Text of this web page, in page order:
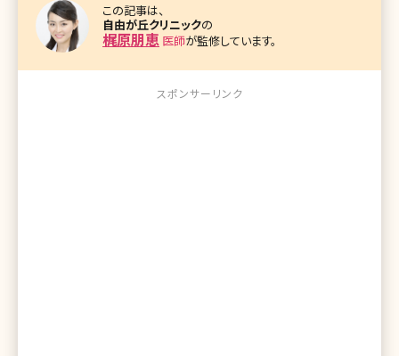
この記事は、
自由が丘クリニックの
梶原朋恵 医師が監修しています。
スポンサーリンク